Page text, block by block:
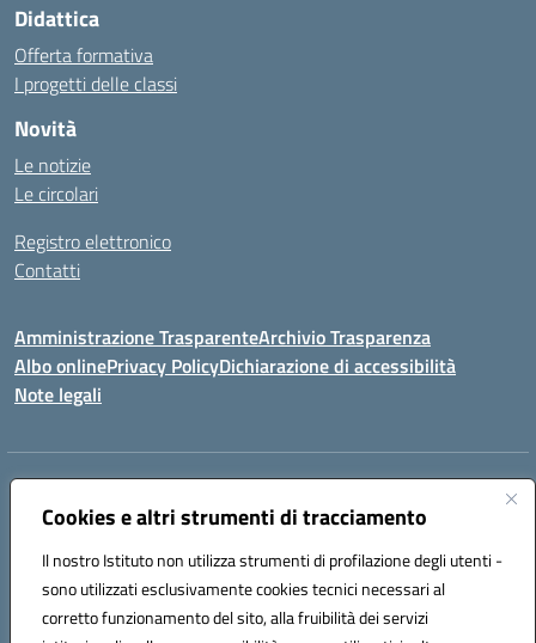
Cookies e altri strumenti di tracciamento
Il nostro Istituto non utilizza strumenti di profilazione degli utenti -
sono utilizzati esclusivamente cookies tecnici necessari al
corretto funzionamento del sito, alla fruibilità dei servizi
Didattica
Offerta formativa
I progetti delle classi
Novità
Le notizie
Le circolari
Registro elettronico
Contatti
Amministrazione TrasparenteArchivio Trasparenza
Albo onlinePrivacy PolicyDichiarazione di accessibilità
Note legali
Indirizzo:
Centralino:096721161 Email:czic869004@istruzione.it
Codice fiscale: 84000710792
Codice meccanografico:
CZIC869004
Codice unico di fatturazione (CUF): UFKGA0